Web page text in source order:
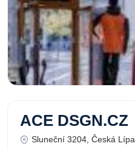
ACE DSGN.CZ
Sluneční 3204, Česká Lípa